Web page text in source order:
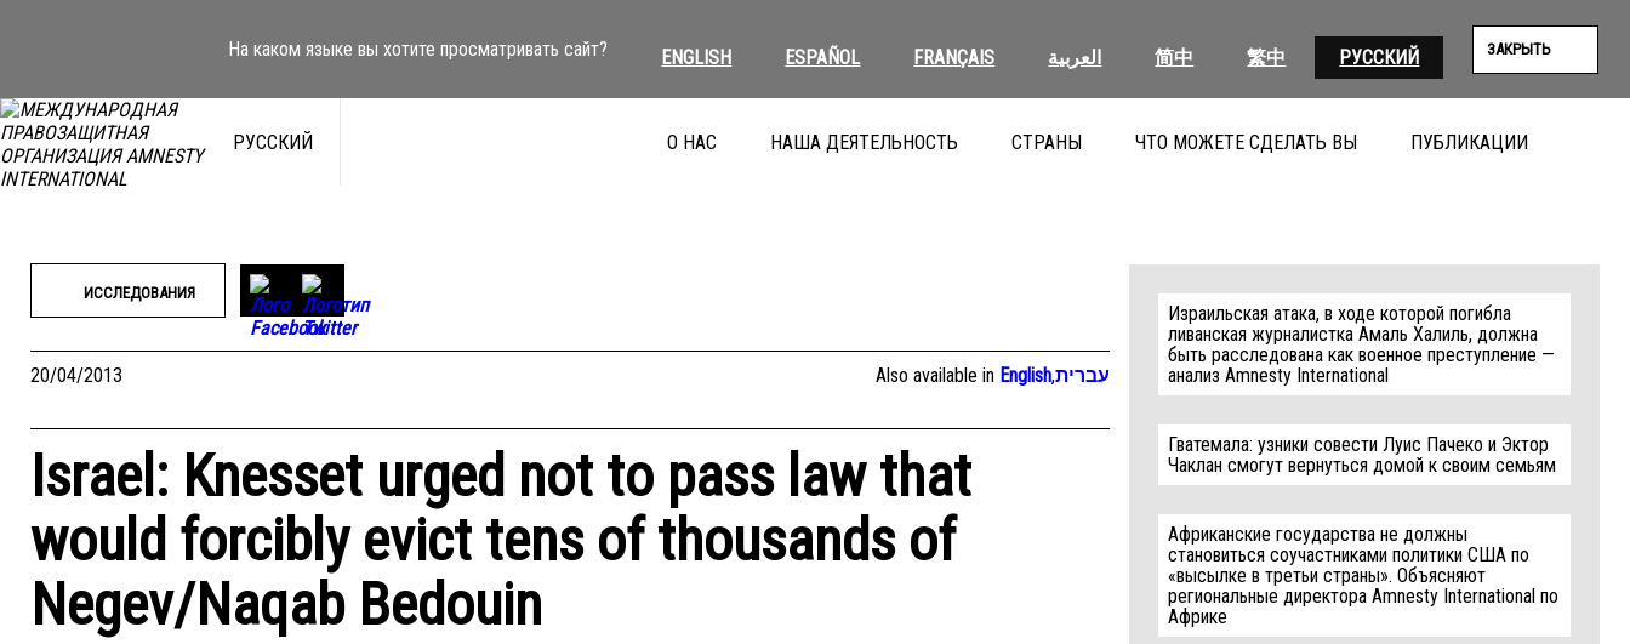
На каком языке вы хотите просматривать сайт? ENGLISH ESPAÑOL FRANÇAIS العربية 简中 繁中 РУССКИЙ ЗАКРЫТЬ
РУССКИЙ О НАС НАША ДЕЯТЕЛЬНОСТЬ СТРАНЫ ЧТО МОЖЕТЕ СДЕЛАТЬ ВЫ ПУБЛИКАЦИИ
ИССЛЕДОВАНИЯ
20/04/2013 Also available in English,עברית
Israel: Knesset urged not to pass law that
would forcibly evict tens of thousands of
Negev/Naqab Bedouin
Израильская атака, в ходе которой погибла
ливанская журналистка Амаль Халиль, должна
быть расследована как военное преступление —
анализ Amnesty International
Гватемала: узники совести Луис Пачеко и Эктор
Чаклан смогут вернуться домой к своим семьям
Африканские государства не должны
становиться соучастниками политики США по
«высылке в третьи страны». Объясняют
региональные директора Amnesty International по
Африке